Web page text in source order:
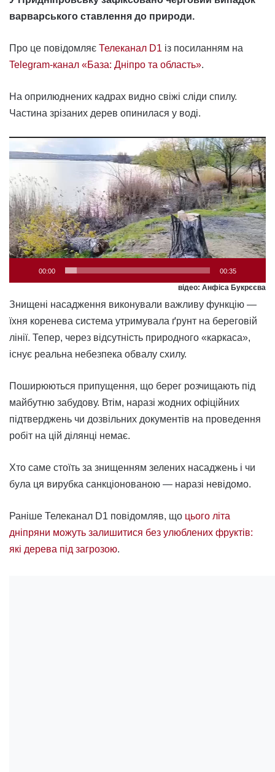
варварського ставлення до природи.
Про це повідомляє Телеканал D1 із посиланням на
Telegram-канал «База: Дніпро та область».
На оприлюднених кадрах видно свіжі сліди спилу.
Частина зрізаних дерев опинилася у воді.
Відеопрогравач
00:00 00:35
відео: Анфіса Букрєєва
Знищені насадження виконували важливу функцію —
їхня коренева система утримувала ґрунт на береговій
лінії. Тепер, через відсутність природного «каркаса»,
існує реальна небезпека обвалу схилу.
Поширюються припущення, що берег розчищають під
майбутню забудову. Втім, наразі жодних офіційних
підтверджень чи дозвільних документів на проведення
робіт на цій ділянці немає.
Хто саме стоїть за знищенням зелених насаджень і чи
була ця вирубка санкціонованою — наразі невідомо.
Раніше Телеканал D1 повідомляв, що цього літа
дніпряни можуть залишитися без улюблених фруктів:
які дерева під загрозою.